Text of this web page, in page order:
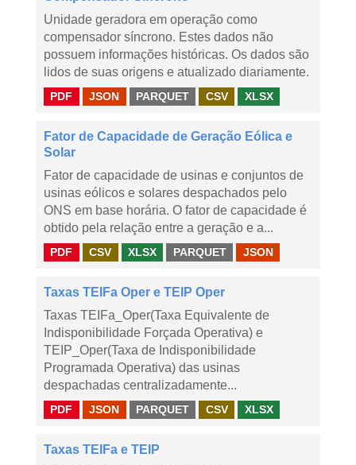
Unidade geradora em operação como
compensador síncrono. Estes dados não
possuem informações históricas. Os dados são
lidos de suas origens e atualizado diariamente.
PDF JSON PARQUET CSV XLSX
Fator de Capacidade de Geração Eólica e
Solar
Fator de capacidade de usinas e conjuntos de
usinas eólicos e solares despachados pelo
ONS em base horária. O fator de capacidade é
obtido pela relação entre a geração e a...
PDF CSV XLSX PARQUET JSON
Taxas TEIFa Oper e TEIP Oper
Taxas TEIFa_Oper(Taxa Equivalente de
Indisponibilidade Forçada Operativa) e
TEIP_Oper(Taxa de Indisponibilidade
Programada Operativa) das usinas
despachadas centralizadamente...
PDF JSON PARQUET CSV XLSX
Taxas TEIFa e TEIP